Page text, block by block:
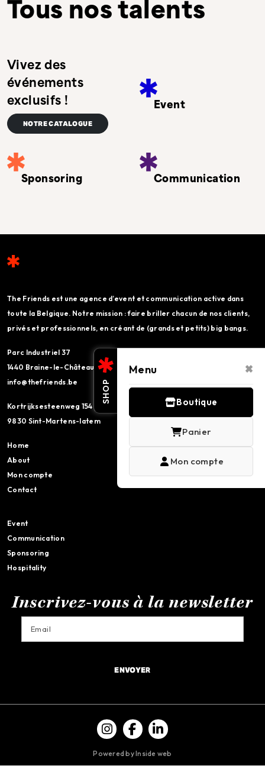
Tous nos talents
Vivez des
événements
exclusifs !
NOTRE CATALOGUE
Event
Sponsoring Communication
The Friends est une agence d’event et communication active dans
toute la Belgique. Notre mission : faire briller chacun de nos clients,
privés et professionnels, en créant de (grands et petits) big bangs.
Parc Industriel 37
1440 Braine-le-Château
info@thefriends.be
Kortrijksesteenweg 154
9830 Sint-Martens-latem
Home
About
Mon compte
Contact
Event
Communication
Sponsoring
Hospitality
Inscrivez-vous à la newsletter
ENVOYER
Powered by Inside web
SHOP
Menu ×
Boutique
Panier
Mon compte